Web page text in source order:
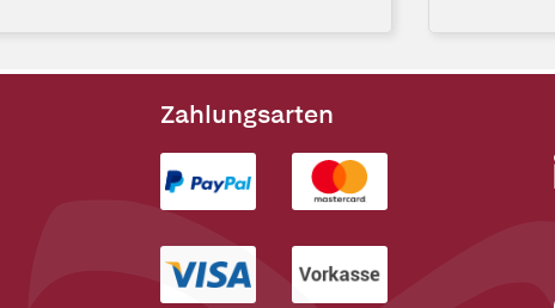
Zahlungsarten